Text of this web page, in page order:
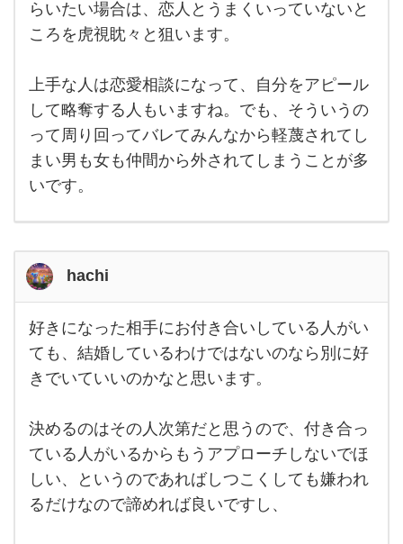
を好
きに
なっ
るこ
とが
多い
す。
それ
でも
諦め
られ
らいたい場合は、恋人とうまくいっていないと
ころを虎視眈々と狙います。
上手な人は恋愛相談になって、自分をアピール
して略奪する人もいますね。でも、そういうの
って周り回ってバレてみんなから軽蔑されてし
まい男も女も仲間から外されてしまうことが多
いです。
hachi
好き
にな
った
相手
合い
して
いる
いて
も、
結婚
好きになった相手にお付き合いしている人がい
ても、結婚しているわけではないのなら別に好
きでいていいのかなと思います。
決めるのはその人次第だと思うので、付き合っ
ている人がいるからもうアプローチしないでほ
しい、というのであればしつこくしても嫌われ
るだけなので諦めれば良いですし、